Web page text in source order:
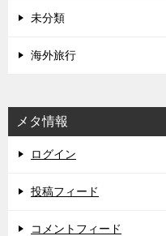
未分類
海外旅行
メタ情報
ログイン
投稿フィード
コメントフィード